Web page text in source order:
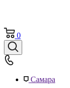
0
Самара